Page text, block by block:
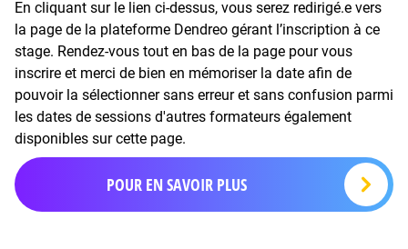
En cliquant sur le lien ci-dessus, vous serez redirigé.e vers
la page de la plateforme Dendreo gérant l’inscription à ce
stage. Rendez-vous tout en bas de la page pour vous
inscrire et merci de bien en mémoriser la date afin de
pouvoir la sélectionner sans erreur et sans confusion parmi
les dates de sessions d'autres formateurs également
disponibles sur cette page.
POUR EN SAVOIR PLUS